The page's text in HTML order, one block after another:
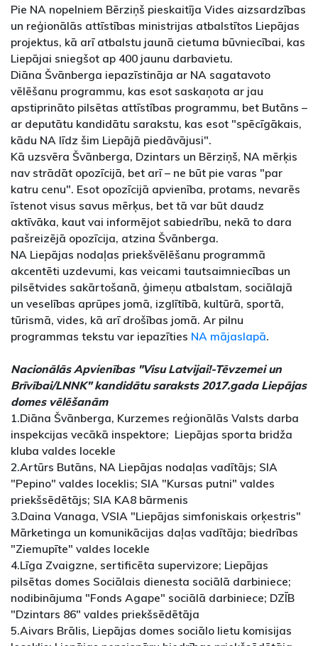
Pie NA nopelniem Bērziņš pieskaitīja Vides aizsardzības
un reģionālās attīstības ministrijas atbalstītos Liepājas
projektus, kā arī atbalstu jaunā cietuma būvniecībai, kas
Liepājai sniegšot ap 400 jaunu darbavietu.
Diāna Švānberga iepazīstināja ar NA sagatavoto
vēlēšanu programmu, kas esot saskaņota ar jau
apstiprināto pilsētas attīstības programmu, bet Butāns –
ar deputātu kandidātu sarakstu, kas esot "spēcīgākais,
kādu NA līdz šim Liepājā piedāvājusi".
Kā uzsvēra Švānberga, Dzintars un Bērziņš, NA mērķis
nav strādāt opozīcijā, bet arī – ne būt pie varas "par
katru cenu". Esot opozīcijā apvienība, protams, nevarēs
īstenot visus savus mērķus, bet tā var būt daudz
aktīvāka, kaut vai informējot sabiedrību, nekā to dara
pašreizējā opozīcija, atzina Švānberga.
NA Liepājas nodaļas priekšvēlēšanu programmā
akcentēti uzdevumi, kas veicami tautsaimniecības un
pilsētvides sakārtošanā, ģimeņu atbalstam, sociālajā
un veselības aprūpes jomā, izglītībā, kultūrā, sportā,
tūrismā, vides, kā arī drošības jomā. Ar pilnu
programmas tekstu var iepazīties NA mājaslapā.
Nacionālās Apvienības "Visu Latvijai!-Tēvzemei un
Brīvībai/LNNK" kandidātu saraksts 2017.gada Liepājas
domes vēlēšanām
1.Diāna Švānberga, Kurzemes reģionālās Valsts darba
inspekcijas vecākā inspektore; Liepājas sporta bridža
kluba valdes locekle
2.Artūrs Butāns, NA Liepājas nodaļas vadītājs; SIA
"Pepino" valdes loceklis; SIA "Kursas putni" valdes
priekšsēdētājs; SIA KA8 bārmenis
3.Daina Vanaga, VSIA "Liepājas simfoniskais orķestris"
Mārketinga un komunikācijas daļas vadītāja; biedrības
"Ziemupīte" valdes locekle
4.Līga Zvaigzne, sertificēta supervizore; Liepājas
pilsētas domes Sociālais dienesta sociālā darbiniece;
nodibinājuma "Fonds Agape" sociālā darbiniece; DZĪB
"Dzintars 86" valdes priekšsēdētāja
5.Aivars Brālis, Liepājas domes sociālo lietu komisijas